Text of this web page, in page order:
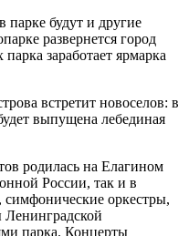
парке будут и другие
развернется город
заработает ярмарка
встретит новоселов: в
выпущена лебединая
родилась на Елагином
России, так и в
оркестры,
Ленинградской
парка. Концерты